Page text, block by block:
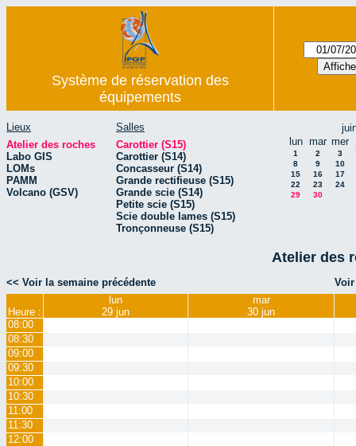
Système de réservation des
équipements
Lieux
Atelier des roches
Labo GIS
LOMs
PAMM
Volcano (GSV)
Salles
Carottier (S15)
Carottier (S14)
Concasseur (S14)
Grande rectifieuse (S15)
Grande scie (S14)
Petite scie (S15)
Scie double lames (S15)
Tronçonneuse (S15)
lun mar mer
1 2
3
8
9
10
15
16
17
22
23
24
29
30
Atelier des
<< Voir la semaine précédente
Heure :
lun
29 jun
mar
30 jun
08:00
08:30
09:00
09:30
10:00
10:30
11:00
11:30
12:00